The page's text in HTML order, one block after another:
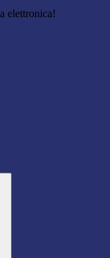
elettronica!